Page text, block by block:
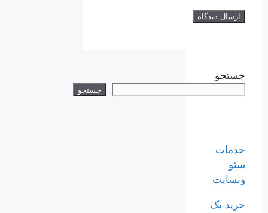
جستجو
جستجو
خدمات
سئو
وبسایت
خرید بک